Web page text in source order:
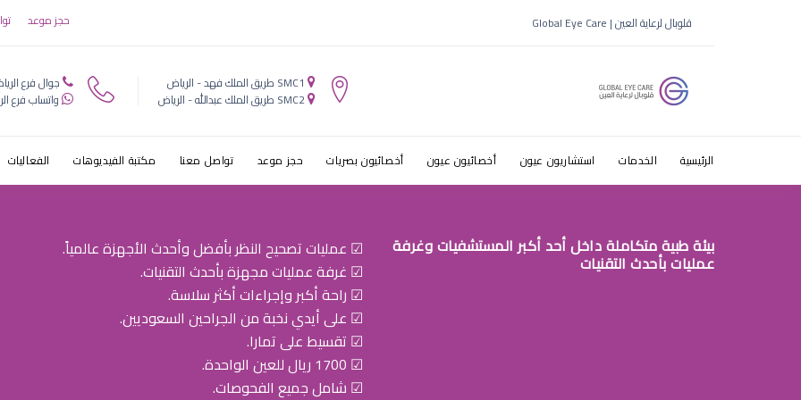
جفاف العين والروكتان
قلوبال لرعاية العين | Global Eye Care حجز موعد
SMC1 طريق الملك فهد - الرياض
SMC2 طريق الملك عبدالله - الرياض
جوال فرع
واتساب فرع
الرئيسية الخدمات استشاريون عيون أخصائيون عيون أخصائيون بصريات حجز موعد تواصل معنا مكتبة الفيديوهات الفعاليات
بيئة طبية متكاملة داخل أحد أكبر المستشفيات وغرفة
عمليات بأحدث التقنيات
☑ عمليات تصحيح النظر بأفضل وأحدث الأجهزة عالمياً.
☑ غرفة عمليات مجهزة بأحدث التقنيات.
☑ راحة أكبر وإجراءات أكثر سلاسة.
☑ على أيدي نخبة من الجراحين السعوديين.
☑ تقسيط على تمارا.
☑ 1700 ريال للعين الواحدة.
☑ شامل جميع الفحوصات.